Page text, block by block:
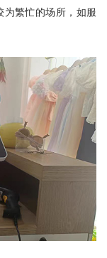
为繁忙的场所，如服